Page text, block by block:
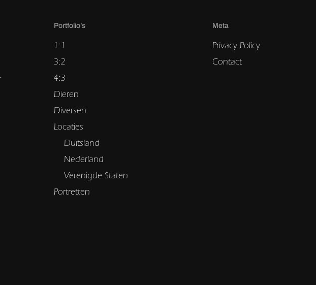
Portfolio’s
1:1
3:2
4:3
Dieren
Diversen
Locaties
Duitsland
Nederland
Verenigde Staten
Portretten
Meta
Privacy Policy
Contact